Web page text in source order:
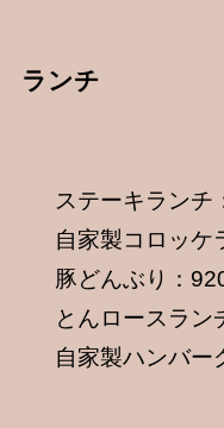
ランチ
ステーキランチ
自家製コロッケ
豚どんぶり：
とんロースラン
自家製ハンバー